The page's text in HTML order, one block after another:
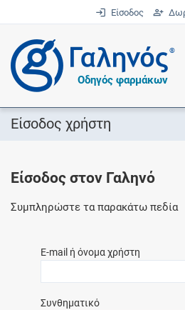
Είσοδος
®
Οδηγός φαρμάκων
Είσοδος χρήστη
Είσοδος στον Γαληνό
Συμπληρώστε τα παρακάτω πεδία
E-mail ή όνομα χρήστη
Συνθηματικό